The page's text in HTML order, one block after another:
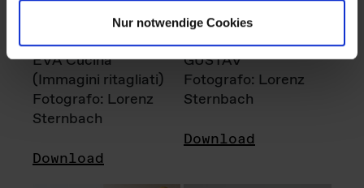
Nur notwendige Cookies
EVA Cucina
(Immagini ritagliati)
Fotografo: Lorenz
Sternbach
Download
GUSTAV
Fotografo: Lorenz
Sternbach
Download